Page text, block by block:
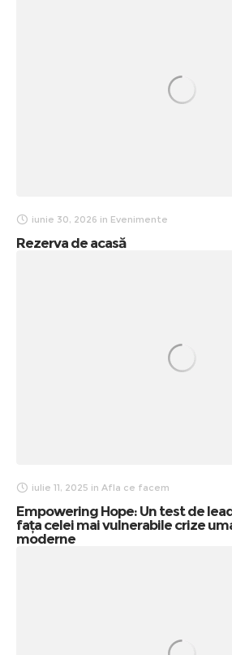
iunie 30, 2026 in Evenimente
Rezerva de acasă
iulie 11, 2025 in Afla ce facem
Empowering Hope: Un test de
fața celei mai vulnerabile crize
moderne